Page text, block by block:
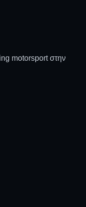
motorsport στην